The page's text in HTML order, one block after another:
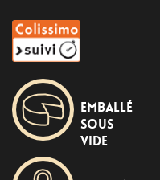
Emballé
sous
vide